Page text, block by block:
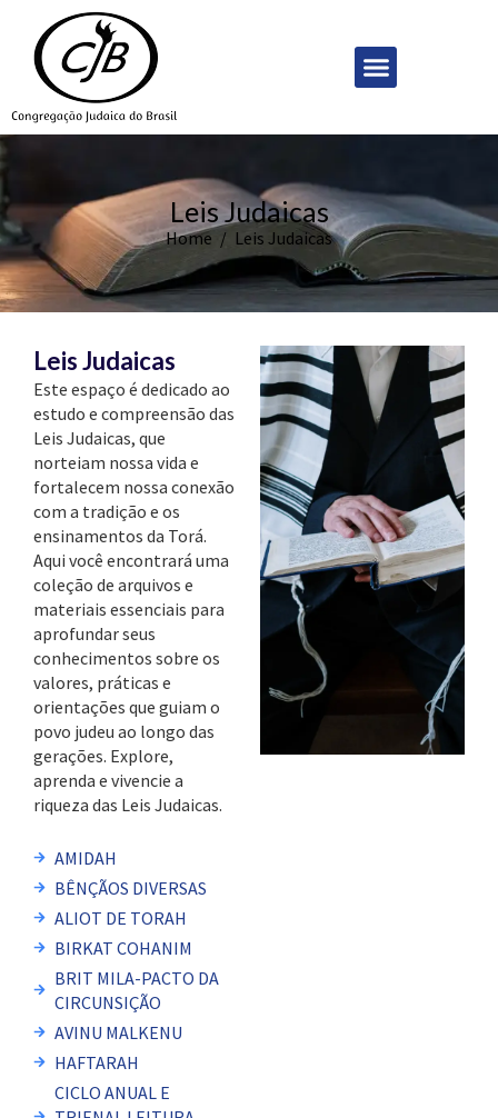
para
conteúdo
Menu
Leis Judaicas
Home / Leis Judaicas
Leis Judaicas
Este espaço é dedicado ao
estudo e compreensão das
Leis Judaicas, que
norteiam nossa vida e
fortalecem nossa conexão
com a tradição e os
ensinamentos da Torá.
Aqui você encontrará uma
coleção de arquivos e
materiais essenciais para
aprofundar seus
conhecimentos sobre os
valores, práticas e
orientações que guiam o
povo judeu ao longo das
gerações. Explore,
aprenda e vivencie a
riqueza das Leis Judaicas.
AMIDAH
BÊNÇÃOS DIVERSAS
ALIOT DE TORAH
BIRKAT COHANIM
BRIT MILA-PACTO DA
CIRCUNSIÇÃO
AVINU MALKENU
HAFTARAH
CICLO ANUAL E